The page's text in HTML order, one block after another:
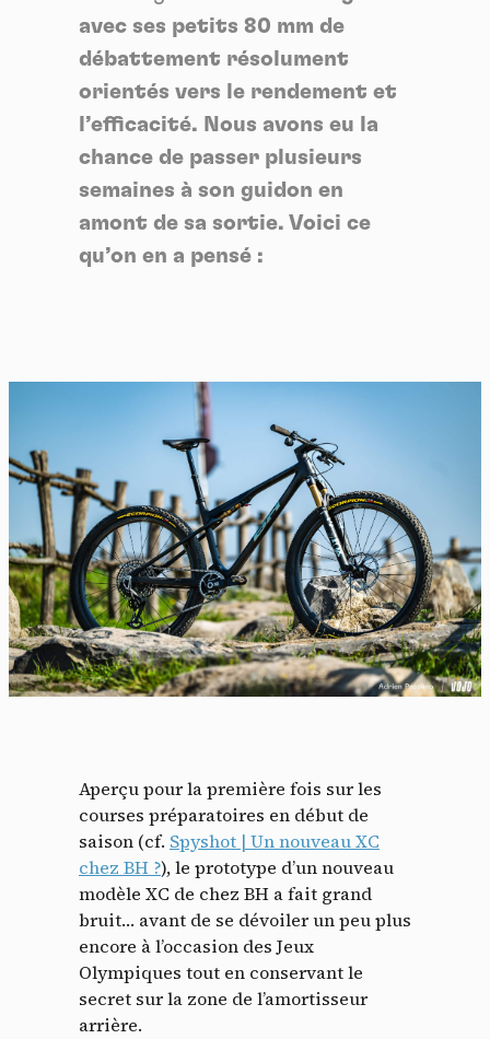
avec ses petits 80 mm de
débattement résolument
orientés vers le rendement et
l’efficacité. Nous avons eu la
chance de passer plusieurs
semaines à son guidon en
amont de sa sortie. Voici ce
qu’on en a pensé :
Aperçu pour la première fois sur les
courses préparatoires en début de
saison (cf. Spyshot | Un nouveau XC
chez BH ?), le prototype d’un nouveau
modèle XC de chez BH a fait grand
bruit… avant de se dévoiler un peu plus
encore à l’occasion des Jeux
Olympiques tout en conservant le
secret sur la zone de l’amortisseur
arrière.